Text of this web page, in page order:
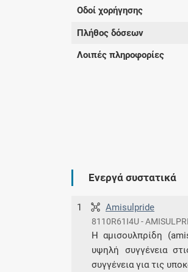
Οδοί χορήγησης
Πλήθος δόσεων
Λοιπές πληροφορίες
Ενεργά συστατικά
1 Amisulpride
8110R61I4U -
Η αμισουλπρίδη
υψηλή συγγένεια
συγγένεια για τις